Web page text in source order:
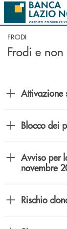
Salta al contenuto
FRODI
Frodi e
Attivazione
Blocco dei
Avviso per
novembre
Rischio